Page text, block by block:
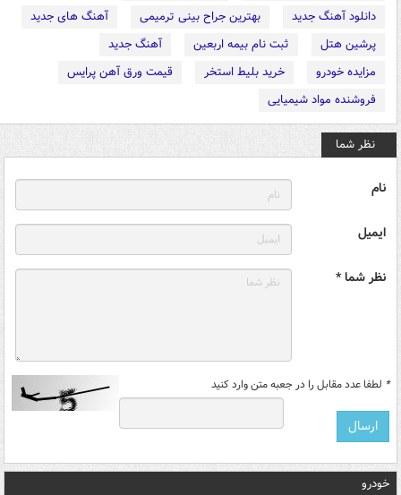
دانلود آهنگ جدید
بهترین جراح بینی ترمیمی
آهنگ های جدید
پرشین هتل
ثبت نام بیمه اربعین
آهنگ جدید
مزایده خودرو
خرید بلیط استخر
قیمت ورق آهن پرایس
فروشنده مواد شیمیایی
نظر شما
نام
ایمیل
نظر شما *
* لطفا عدد مقابل را در جعبه متن وارد کنید
خودرو